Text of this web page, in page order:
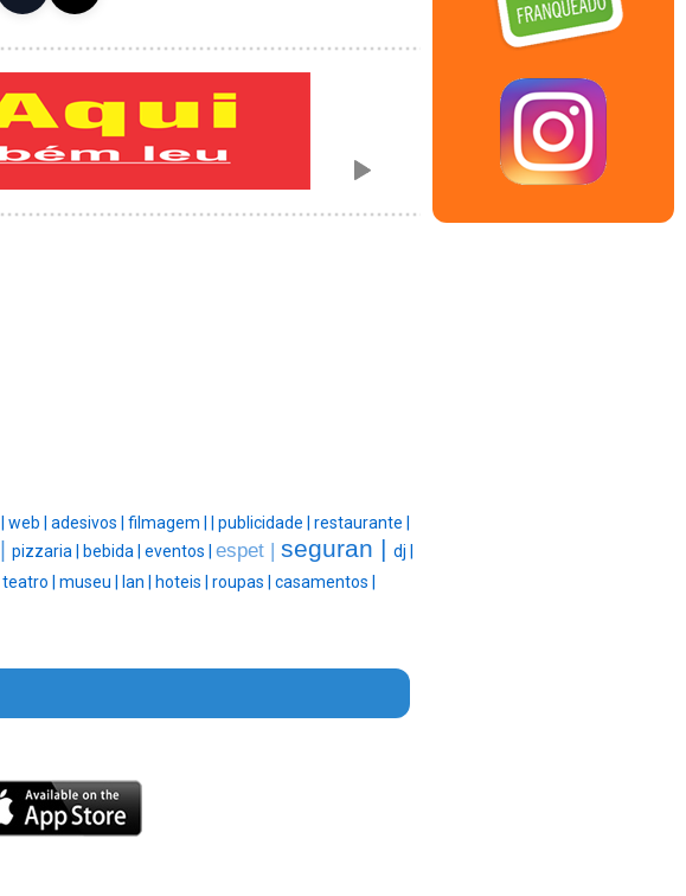
web | adesivos | filmagem | publicidade | restaurante |
pizzaria | bebida | eventos | espet | seguran | dj |
teatro | museu | lan | hoteis | roupas | casamentos |